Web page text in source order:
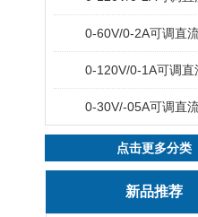
0-60V/0-2A可调直
0-30V/-05A可调直
点击更多分类
新品推荐